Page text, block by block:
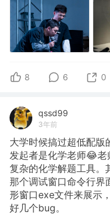
8 6 0
qssd99
3年前
大学时候搞过超低配版
发起者是化学老师😂老
复杂的化学解题工具。
那个调试窗口命令行界
形窗口exe文件来展示
好几个bug。